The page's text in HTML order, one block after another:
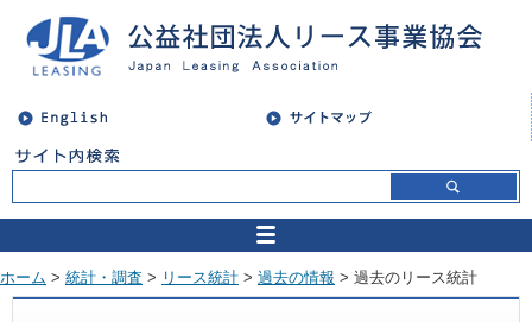
ホーム > 統計・調査 > リース統計 > 過去の情報 > 過去のリース統計